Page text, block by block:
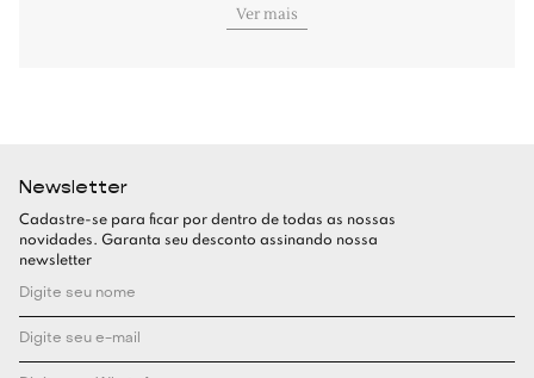
Ver mais
Newsletter
Cadastre-se para ficar por dentro de todas as nossas
novidades. Garanta seu desconto assinando nossa
newsletter